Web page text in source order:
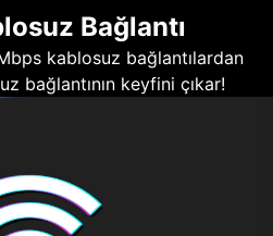
Bağlantı
kablosuz bağlantılardan
bağlantının keyfini çıkar!